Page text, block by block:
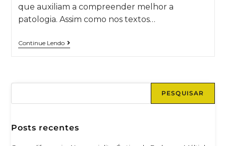
que auxiliam a compreender melhor a
patologia. Assim como nos textos…
Continue Lendo
PESQUISAR
Posts recentes